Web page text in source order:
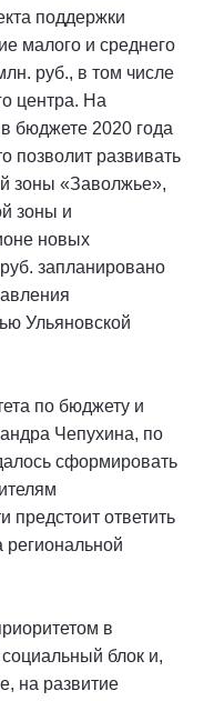
поддержки
малого и среднего
руб., в том числе
центра. На
бюджете 2020 года
позволит развивать
зоны «Заволжье»,
зоны и
новых
запланировано
Ульяновской
по бюджету и
Чепухина, по
сформировать
предстоит ответить
региональной
в
блок и,
на развитие